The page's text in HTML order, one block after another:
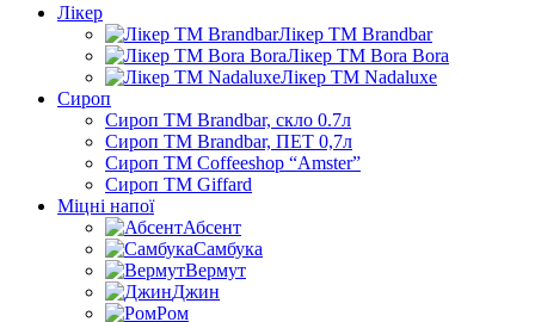
Лікер
Лікер ТМ Brandbar
Лікер ТМ Bora Bora
Лікер ТМ Nadaluxe
Сироп
Сироп TM Brandbar, скло 0.7л
Сироп TM Brandbar, ПЕТ 0,7л
Сироп TM Coffeeshop “Amster”
Сироп TM Giffard
Міцні напої
Абсент
Самбука
Вермут
Джин
Ром